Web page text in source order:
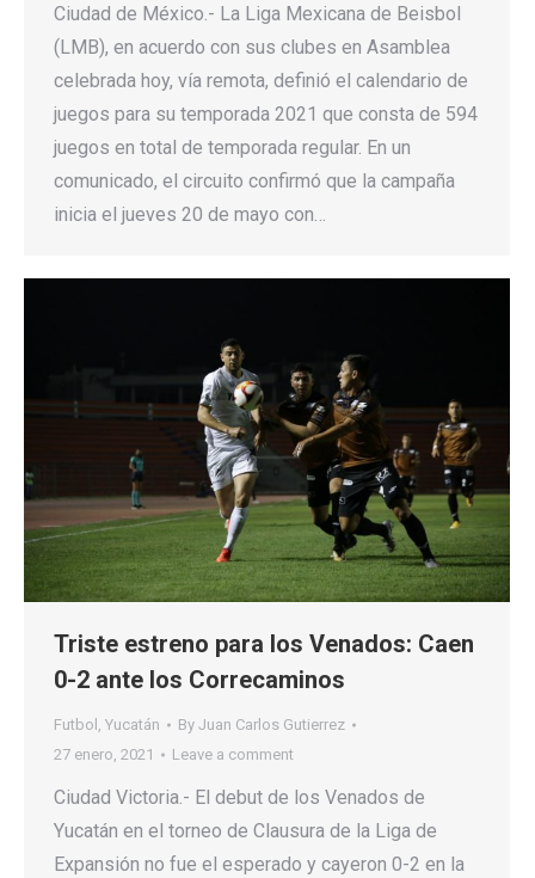
Ciudad de México.- La Liga Mexicana de Beisbol
(LMB), en acuerdo con sus clubes en Asamblea
celebrada hoy, vía remota, definió el calendario de
juegos para su temporada 2021 que consta de 594
juegos en total de temporada regular. En un
comunicado, el circuito confirmó que la campaña
inicia el jueves 20 de mayo con…
Triste estreno para los Venados: Caen
0-2 ante los Correcaminos
Futbol , Yucatán By Juan Carlos Gutierrez
27 enero, 2021
Leave a comment
Ciudad Victoria.- El debut de los Venados de
Yucatán en el torneo de Clausura de la Liga de
Expansión no fue el esperado y cayeron 0-2 en la